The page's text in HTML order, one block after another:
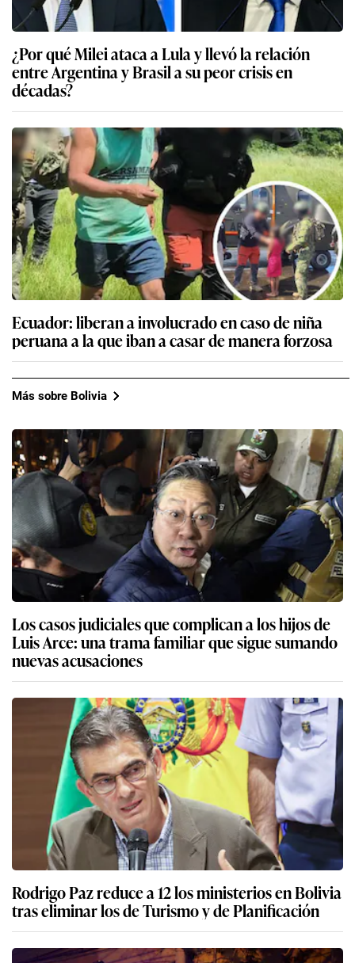
¿Por qué Milei ataca a Lula y llevó la relación
entre Argentina y Brasil a su peor crisis en
décadas?
Ecuador: liberan a involucrado en caso de niña
peruana a la que iban a casar de manera forzosa
Más sobre Bolivia
Los casos judiciales que complican a los hijos de
Luis Arce: una trama familiar que sigue sumando
nuevas acusaciones
Rodrigo Paz reduce a 12 los ministerios en Bolivia
tras eliminar los de Turismo y de Planificación